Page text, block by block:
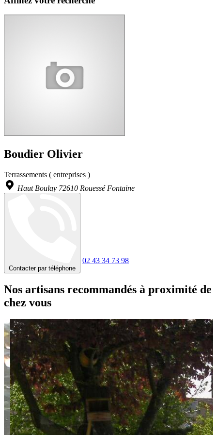
Boudier Olivier
Terrassements ( entreprises )
Haut Boulay 72610 Rouessé Fontaine
Contacter par téléphone
02 43 34 73 98
Nos artisans recommandés à proximité de
chez vous